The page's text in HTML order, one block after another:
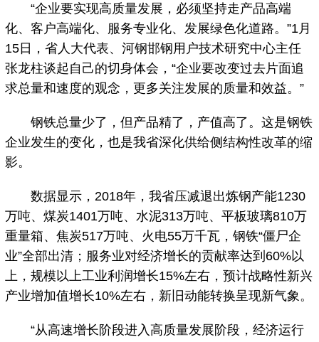
“企业要实现高质量发展，必须坚持走产品高端
化、客户高端化、服务专业化、发展绿色化道路。”1月
15日，省人大代表、河钢邯钢用户技术研究中心主任
张龙柱谈起自己的切身体会，“企业要改变过去片面追
求总量和速度的观念，更多关注发展的质量和效益。”
钢铁总量少了，但产品精了，产值高了。这是钢铁
企业发生的变化，也是我省深化供给侧结构性改革的缩
影。
数据显示，2018年，我省压减退出炼钢产能1230
万吨、煤炭1401万吨、水泥313万吨、平板玻璃810万
重量箱、焦炭517万吨、火电55万千瓦，钢铁“僵尸企
业”全部出清；服务业对经济增长的贡献率达到60%以
上，规模以上工业利润增长15%左右，预计战略性新兴
产业增加值增长10%左右，新旧动能转换呈现新气象。
“从高速增长阶段进入高质量发展阶段，经济运行